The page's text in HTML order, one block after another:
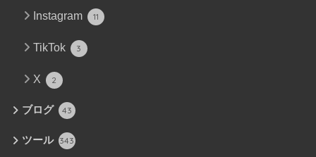
Instagram 11
TikTok 3
X 2
ブログ 43
ツール 343